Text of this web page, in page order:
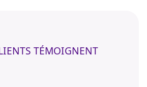
TÉMOIGNENT